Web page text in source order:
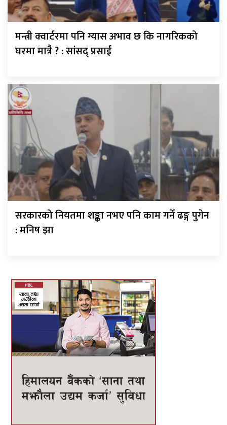
मन्त्री क्वार्टरमा पनि ग्यास अभाव छ कि नागरिकको
घरमा मात्रै ? : सांसद् प्रसाईं
सरकारको नियतमा शङ्का नभए पनि काम गर्ने ढङ्ग पुगेन
: मनिष झा